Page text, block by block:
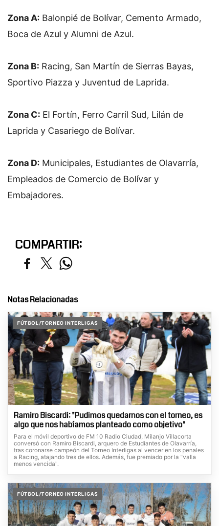
Zona A: Balonpié de Bolívar, Cemento Armado,
Boca de Azul y Alumni de Azul.
Zona B: Racing, San Martín de Sierras Bayas,
Sportivo Piazza y Juventud de Laprida.
Zona C: El Fortín, Ferro Carril Sud, Lilán de
Laprida y Casariego de Bolívar.
Zona D: Municipales, Estudiantes de Olavarría,
Empleados de Comercio de Bolívar y
Embajadores.
COMPARTIR:
Notas Relacionadas
FÚTBOL/TORNEO INTERLIGAS
Ramiro Biscardi: "Pudimos quedarnos con el torneo, es
algo que nos habíamos planteado como objetivo"
Para el móvil deportivo de FM 10 Radio Ciudad, Milanjo Villacorta
conversó con Ramiro Biscardi, arquero de Estudiantes de Olavarría,
tras coronarse campeón del Torneo Interligas al vencer en los penales
a Racing, atajando tres de ellos. Además, fue premiado por la "valla
menos vencida".
FÚTBOL/TORNEO INTERLIGAS